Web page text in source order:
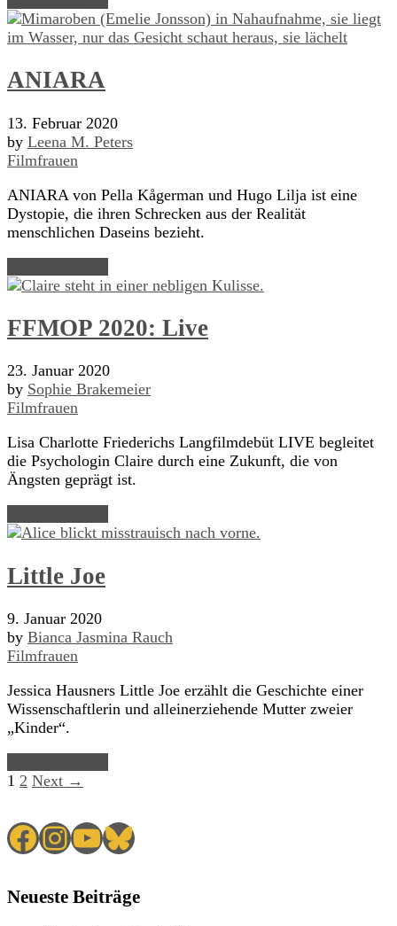
ANIARA
13. Februar 2020
by Leena M. Peters
Filmfrauen
ANIARA von Pella Kågerman und Hugo Lilja ist eine
Dystopie, die ihren Schrecken aus der Realität
menschlichen Daseins bezieht.
FFMOP 2020: Live
23. Januar 2020
by Sophie Brakemeier
Filmfrauen
Lisa Charlotte Friederichs Langfilmdebüt LIVE begleitet
die Psychologin Claire durch eine Zukunft, die von
Ängsten geprägt ist.
Little Joe
9. Januar 2020
by Bianca Jasmina Rauch
Filmfrauen
Jessica Hausners Little Joe erzählt die Geschichte einer
Wissenschaftlerin und alleinerziehende Mutter zweier
„Kinder“.
1 2 Next →
Facebook
Instagram
YouTube
Bluesky
Neueste Beiträge